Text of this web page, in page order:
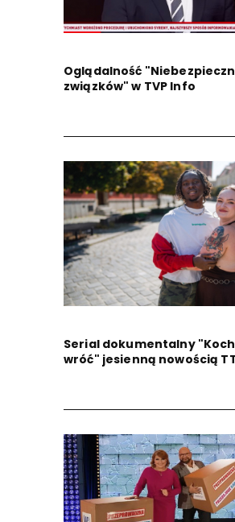
Oglądalność
związków" w TVP Info
Serial dokumentalny
wróć" jesienną nowością